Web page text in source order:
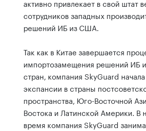
активно привлекает в свой штат
сотрудников западных
решений ИБ из США.
Так как в Китае завершается
импортозамещения решений ИБ
стран, компания SkyGuard
экспансии в страны
пространства, Юго-Восточной
Востока и Латинской Америки. В
время компания SkyGuard